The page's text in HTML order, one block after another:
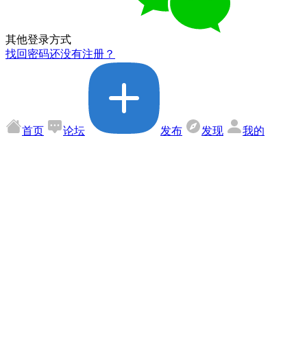
其他登录方式
找回密码还没有注册？
首页 论坛 发布 发现 我的